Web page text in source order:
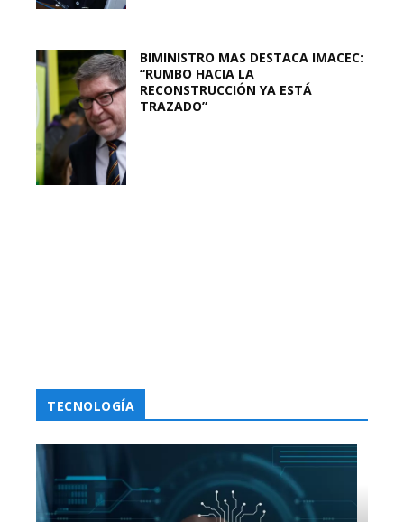
BIMINISTRO MAS DESTACA IMACEC:
“RUMBO HACIA LA
RECONSTRUCCIÓN YA ESTÁ
TRAZADO”
TECNOLOGÍA